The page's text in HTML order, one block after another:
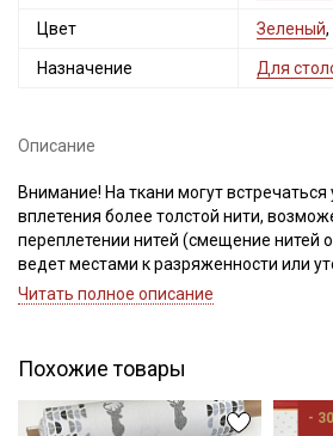
Цвет Зеленый,
Назначение Для
Описание
Внимание! На ткани могут
вплетения более толстой нити,
переплетении нитей (смещение нитей
ведет местами к разряженности или
на ткани вдоль кромки, на расстоянии
рисунка, при производстве данного
дефект не вырезаем.
Раппорт 64см. Режем без учета
это при заказе.
Читать полное описание
Похожие товары
-